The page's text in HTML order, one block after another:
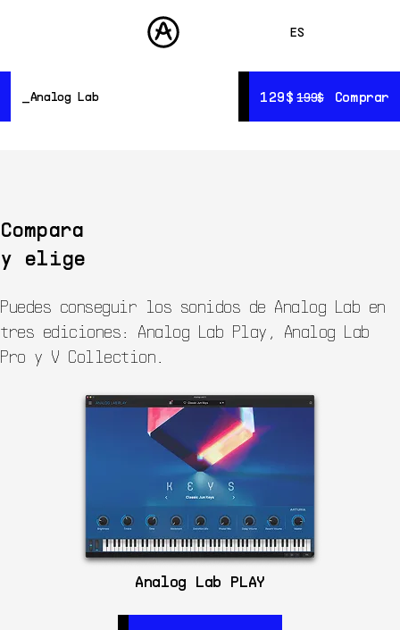
ES
Analog Lab 129$ 199$ Comprar
129$ 199$ Comprar
Compara
y elige
Puedes conseguir los sonidos de Analog Lab en
tres ediciones: Analog Lab Play, Analog Lab
Pro y V Collection.
Analog Lab PLAY